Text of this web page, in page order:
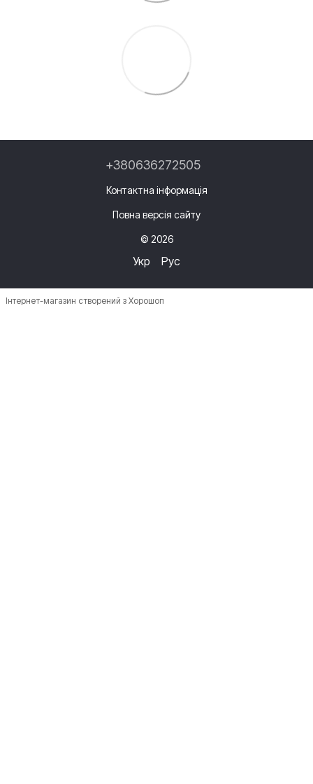
+380636272505
Контактна інформація
Повна версія сайту
© 2026
Укр Рус
Інтернет-магазин створений з Хорошоп